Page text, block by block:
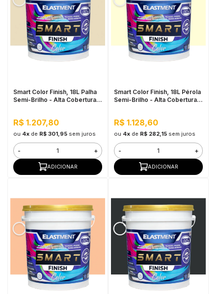
Smart Color Finish, 18L Palha
Semi-Brilho - Alta Cobertura e
R$ 1.207,80
ou 4xde R$ 301,95 sem juros
- +
ADICIONAR
Smart Color Finish, 18L Pérola
Semi-Brilho - Alta Cobertura e
R$ 1.128,60
ou 4xde R$ 282,15 sem juros
- +
ADICIONAR